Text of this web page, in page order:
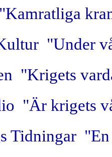
"Under
"Krigets
"Är krigets
Tidningar